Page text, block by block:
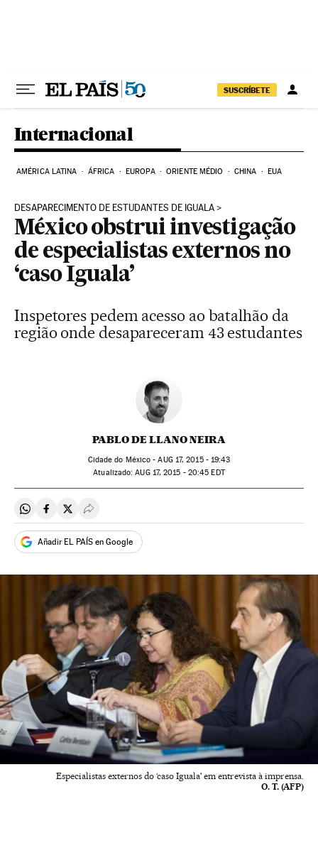
SUSCRÍBETE
Internacional
AMÉRICA LATINA ÁFRICA EUROPA ORIENTE MÉDIO CHINA EUA
DESAPARECIMENTO DE ESTUDANTES DE IGUALA
México obstrui investigação
de especialistas externos no
‘caso Iguala’
Inspetores pedem acesso ao batalhão da
região onde desapareceram 43 estudantes
PABLO DE LLANO NEIRA
Cidade do México -AUG17, 2015 - 19:43
atualizado: AUG17, 2015 - 20:45 EDT
Compartir en Whatsapp
Compartir en Facebook
Compartir en Twitter
Desplegar Redes Sociales
Añadir EL PAÍS en Google
Especialistas externos do ‘caso Iguala' em entrevista à imprensa.
O. T. (AFP)